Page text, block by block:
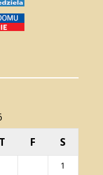
T F S
1